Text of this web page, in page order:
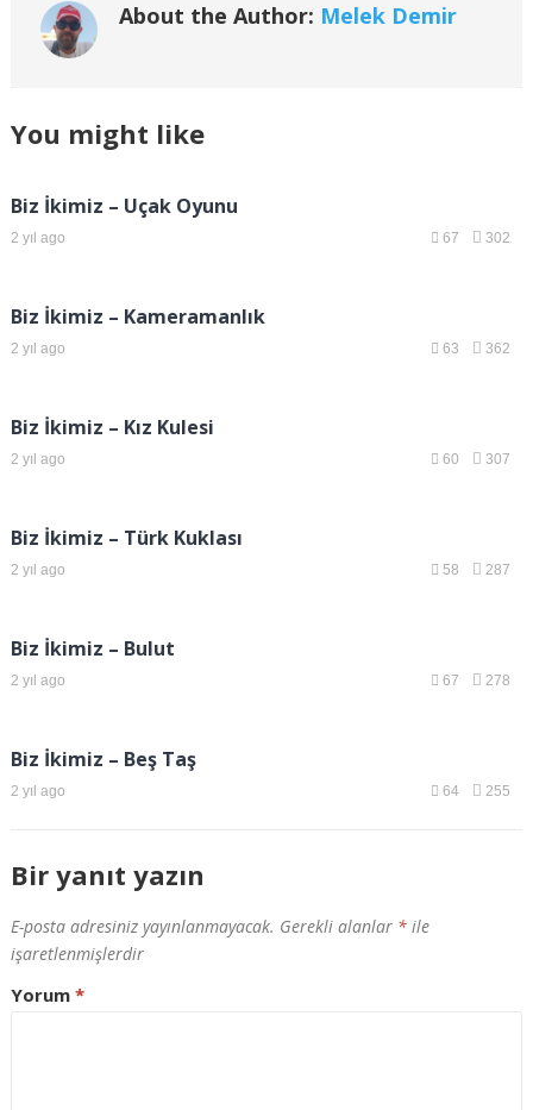
About the Author: Melek Demir
You might like
Biz İkimiz – Uçak Oyunu
2 yıl ago 67 302
Biz İkimiz – Kameramanlık
2 yıl ago 63 362
Biz İkimiz – Kız Kulesi
2 yıl ago 60 307
Biz İkimiz – Türk Kuklası
2 yıl ago 58 287
Biz İkimiz – Bulut
2 yıl ago 67 278
Biz İkimiz – Beş Taş
2 yıl ago 64 255
Bir yanıt yazın
E-posta adresiniz yayınlanmayacak. Gerekli alanlar *ile
işaretlenmişlerdir
Yorum *